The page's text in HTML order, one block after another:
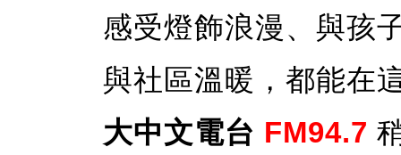
感受燈飾浪漫、與孩
與社區溫暖，都能在
大中文電台 FM94.7